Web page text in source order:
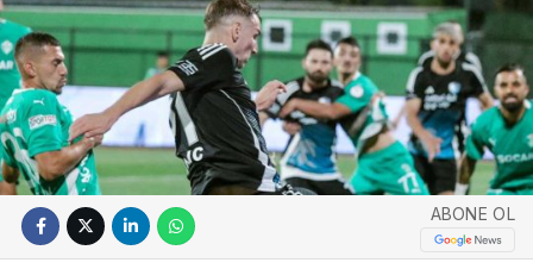
ABONE OL